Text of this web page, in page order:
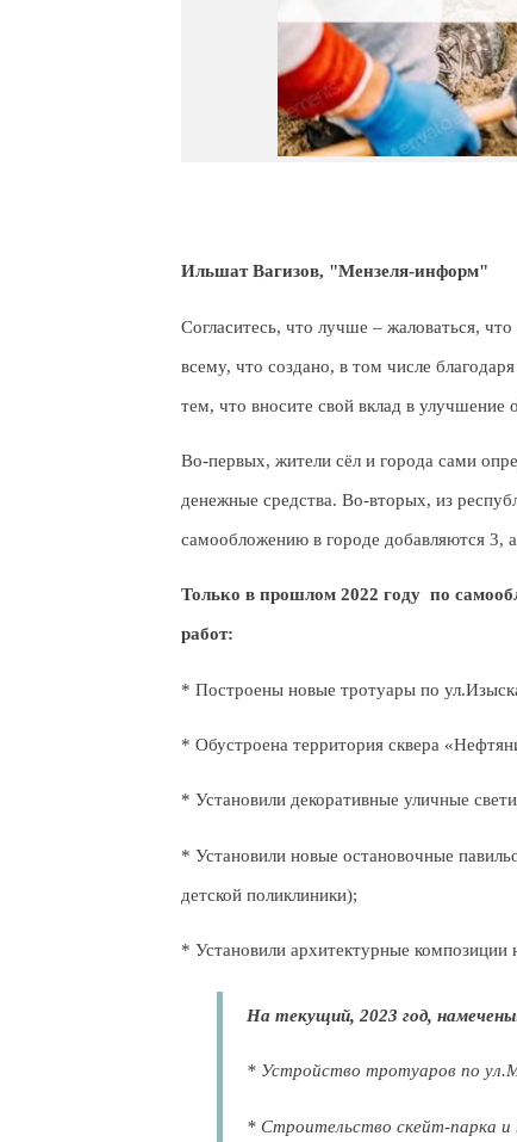
Ильшат Вагизов, "Мензеля-информ"
Согласитесь, что лучше – жаловаться,
всему, что создано, в том числе
тем, что вносите свой вклад в улучшение
Во-первых, жители сёл и города сами
денежные средства. Во-вторых, из
самообложению в городе добавляются 3,
Только в прошлом 2022 году по
работ:
* Построены новые тротуары по
* Обустроена территория сквера
* Установили декоративные уличные
* Установили новые остановочные
детской поликлиники);
* Установили архитектурные
На текущий, 2023 год,
* Устройство тротуаров по
* Строительство скейт-парка